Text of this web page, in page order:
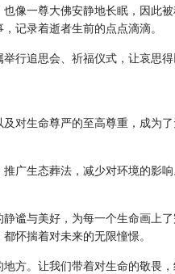
像一尊大佛安静地长眠，因
记录着逝者生前的点点滴滴。
行追思会、祈福仪式，让哀
对生命尊严的至高尊重，成为
广生态葬法，减少对环境的影
静谧与美好，为每一个生命画上
怀揣着对未来的无限憧憬。
方。让我们带着对生命的敬畏